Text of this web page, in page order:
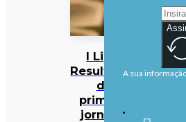
I Liga:
Resultados
da
primeira
jornada
A sua